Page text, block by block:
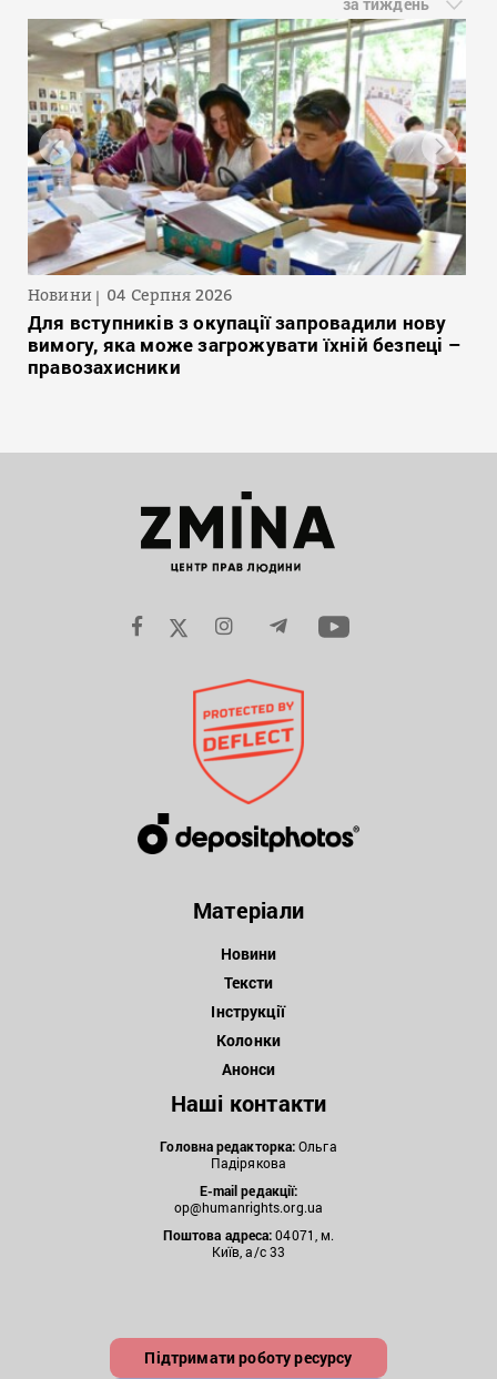
Новини 04 Серпня 2026
Для вступників з окупації запровадили нову
вимогу, яка може загрожувати їхній безпеці –
правозахисники
Матеріали
Новини
Тексти
Інструкції
Колонки
Анонси
Наші контакти
Головна редакторка:Ольга
Падірякова
E-mail редакції:
op@humanrights.org.ua
Поштова адреса:04071, м.
Київ, а/с 33
Підтримати роботу ресурсу